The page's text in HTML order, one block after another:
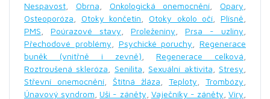
Nespavost
Obrna Onkologická onemocnění Opary
Osteoporóza
Otoky končetin Otoky okolo očí Plísně
PMS
Poúrazové stavy Proleženiny Prsa - uzliny
Přechodové problémy
Psychické poruchy
Regenerace
buněk (vnitřně i zevně)
Regenerace celková
Roztroušená skleróza
Senilita Sexuální aktivita Stresy
Střevní onemocnění
Štítná žláza Teploty Trombózy
Únavový syndrom Uši - záněty Vaječníky - záněty Viry